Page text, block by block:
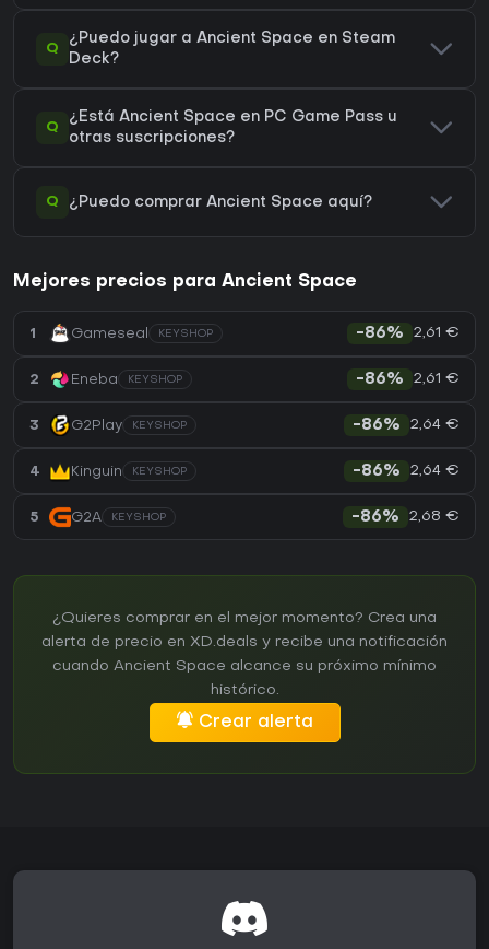
Q
¿Puedo jugar a Ancient Space en Steam
Deck?
Q
¿Está Ancient Space en PC Game Pass u
otras suscripciones?
Q ¿Puedo comprar Ancient Space aquí?
Mejores precios para Ancient Space
1 Gameseal KEYSHOP -86% 2,61 €
2 Eneba KEYSHOP -86% 2,61 €
3 G2Play KEYSHOP -86% 2,64 €
4 Kinguin KEYSHOP -86% 2,64 €
5 G2A KEYSHOP -86% 2,68 €
¿Quieres comprar en el mejor momento? Crea una
alerta de precio en XD.deals y recibe una notificación
cuando Ancient Space alcance su próximo mínimo
histórico.
Crear alerta